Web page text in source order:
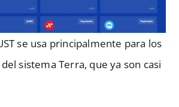
se usa principalmente para los
sistema Terra, que ya son casi